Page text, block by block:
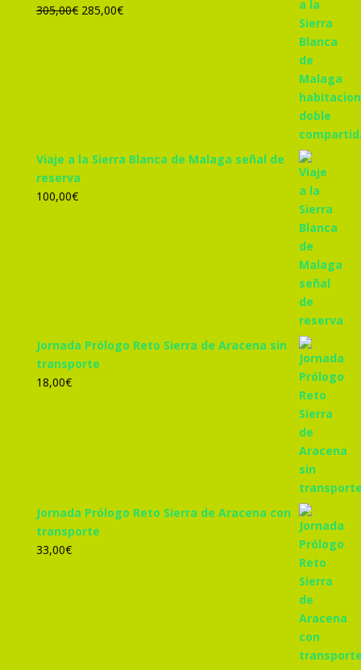
305,00€ El
285,00€El
Viaje a la Sierra Blanca de Malaga señal de
reserva
100,00€
Jornada Prólogo Reto Sierra de Aracena sin
transporte
18,00€
Jornada Prólogo Reto Sierra de Aracena con
transporte
33,00€